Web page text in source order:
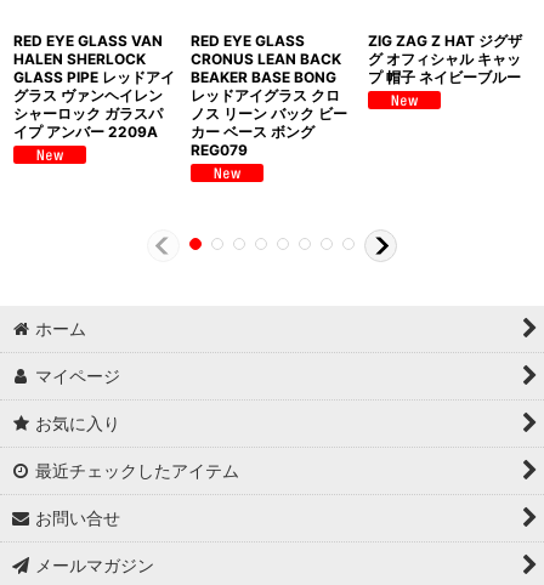
RED EYE GLASS VAN
HALEN SHERLOCK
GLASS PIPE レッドアイ
グラス ヴァンヘイレン
シャーロック ガラスパ
イプ アンバー 2209A
RED EYE GLASS
CRONUS LEAN BACK
BEAKER BASE BONG
レッドアイグラス クロ
ノス リーン バック ビー
カー ベース ボング
REG079
ZIG ZAG Z HAT ジグザ
グ オフィシャル キャッ
プ 帽子 ネイビーブルー
ホーム
マイページ
お気に入り
最近チェックしたアイテム
お問い合せ
メールマガジン